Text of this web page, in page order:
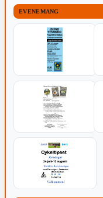
EVENEMANG